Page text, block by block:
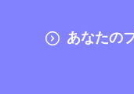
あなたの